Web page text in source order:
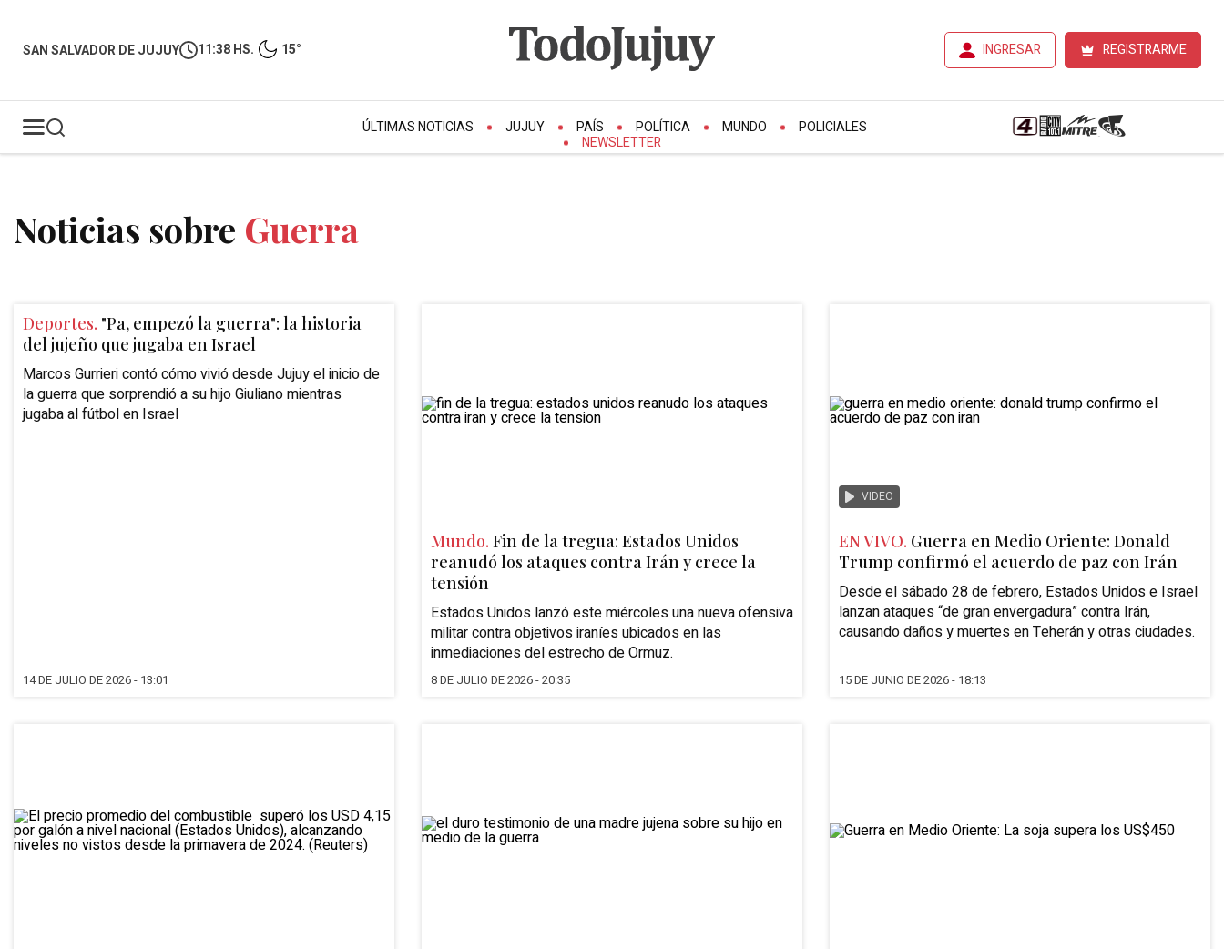
SAN SALVADOR DE JUJUY 11:38 HS. 15° INGRESAR REGISTRARME
ÚLTIMAS NOTICIAS JUJUY PAÍS POLÍTICA MUNDO
POLICIALES
NEWSLETTER
Noticias sobre Guerra
Deportes. "Pa, empezó la guerra": la historia
del jujeño que jugaba en Israel
Marcos Gurrieri contó cómo vivió desde Jujuy el inicio de
la guerra que sorprendió a su hijo Giuliano mientras
jugaba al fútbol en Israel
14 DE JULIO DE 2026 - 13:01
Mundo. Fin de la tregua: Estados Unidos
reanudó los ataques contra Irán y crece la
tensión
Estados Unidos lanzó este miércoles una nueva ofensiva
militar contra objetivos iraníes ubicados en las
inmediaciones del estrecho de Ormuz.
8 DE JULIO DE 2026 - 20:35
VIDEO
EN VIVO. Guerra en Medio Oriente: Donald
Trump confirmó el acuerdo de paz con Irán
Desde el sábado 28 de febrero, Estados Unidos e Israel
lanzan ataques “de gran envergadura” contra Irán,
causando daños y muertes en Teherán y otras ciudades.
15 DE JUNIO DE 2026 - 18:13